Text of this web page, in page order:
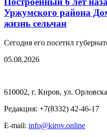
Уржумского района
жизнь сельчан
Сегодня его посетил
05.08.2026
610002, г. Киров, ул.
Редакция: +7(8332) 42-46-17
E-mail: info@kirov.online